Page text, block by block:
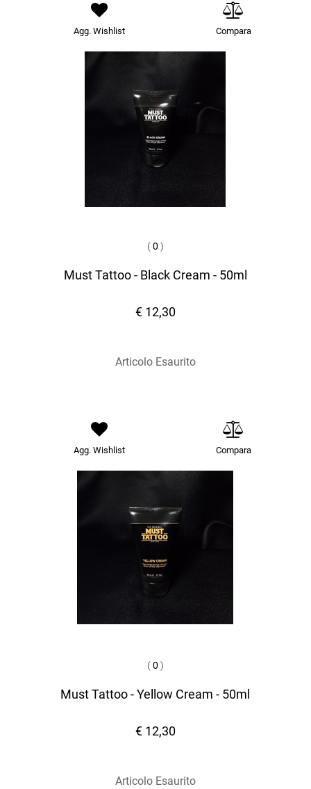
Agg. Wishlist Compara
(0 )
Must Tattoo - Black Cream - 50ml
€ 12,30
Articolo Esaurito
Agg. Wishlist Compara
(0 )
Must Tattoo - Yellow Cream - 50ml
€ 12,30
Articolo Esaurito